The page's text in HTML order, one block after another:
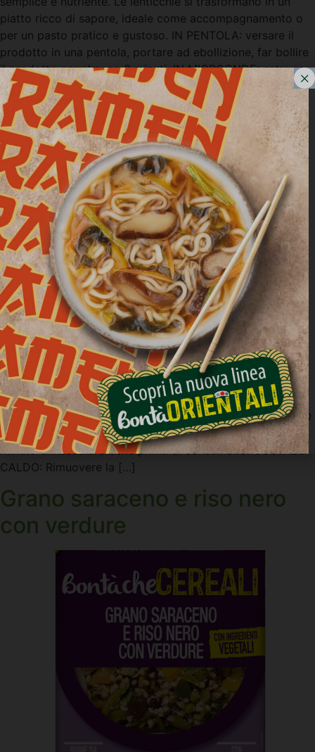
piatto ricco di sapore, ideale come accompagnamento o
per un pasto pratico e gustoso. IN PENTOLA: versare il
prodotto in una pentola, portare ad ebollizione, far bollire
il prodotto per almeno 3 minuti. IN MICROONDE: estrarre
la […]
Cous cous con verdure
Cous cous con verdure, piatto fresco pronto ispirato ai
sapori mediterranei. Il cous cous incontra un mix di
verdure per una ricetta colorata e gustosa, ideale per un
pranzo veloce. Da gustare sia fredda che calda. GUSTALO
FREDDO: Togliere la confezione dal frigorifero qualche
minuto e mescolare bene prima di consumarlo. GUSTALO
CALDO: Rimuovere la […]
Grano saraceno e riso nero
con verdure